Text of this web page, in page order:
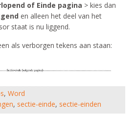
of Einde pagina > kies dan
en alleen het deel van het
staat is nu liggend.
als verborgen tekens aan staan:
,Word
, sectie-einde, sectie-einden